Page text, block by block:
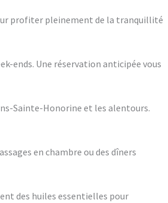
profiter pleinement de la tranquillité
ends. Une réservation anticipée vous
Sainte-Honorine et les alentours.
en chambre ou des dîners
des huiles essentielles pour